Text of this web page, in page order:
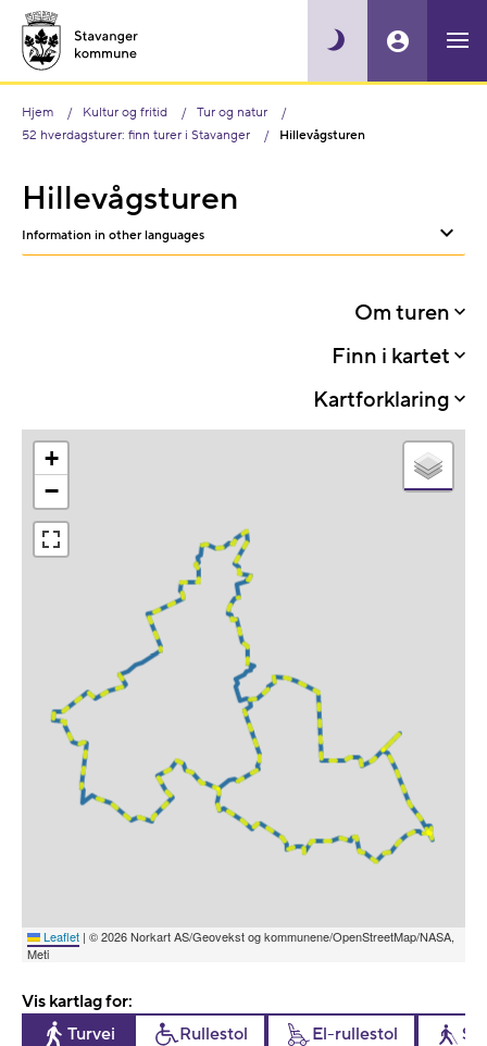
Hjem Kultur og fritid
Tur og natur
52 hverdagsturer: finn turer i Stavanger
Hillevågsturen
Hillevågsturen
Information in other languages
or
Om turen
Finn i kartet
Kartforklaring
+
−
Leaflet | © 2026 Norkart AS/Geovekst og kommunene/OpenStreetMap/NASA,
Meti
Vis kartlag for:
Turvei
Rullestol El-rullestol